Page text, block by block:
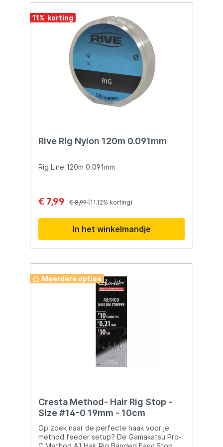
haakmaten, draaddiktes en lengtes voor
elke visserij.
11%
Rive Rig Nylon 120m 0.091mm
Rig Line 120m 0.091mm
€ 7,99 € 8,99(11.12% korting)
In het winkelmandje
Meerdere opties
Cresta Method- Hair Rig Stop -
Size #14-0 19mm - 10cm
Op zoek naar de perfecte haak voor je
method feeder setup? De Gamakatsu Pro-